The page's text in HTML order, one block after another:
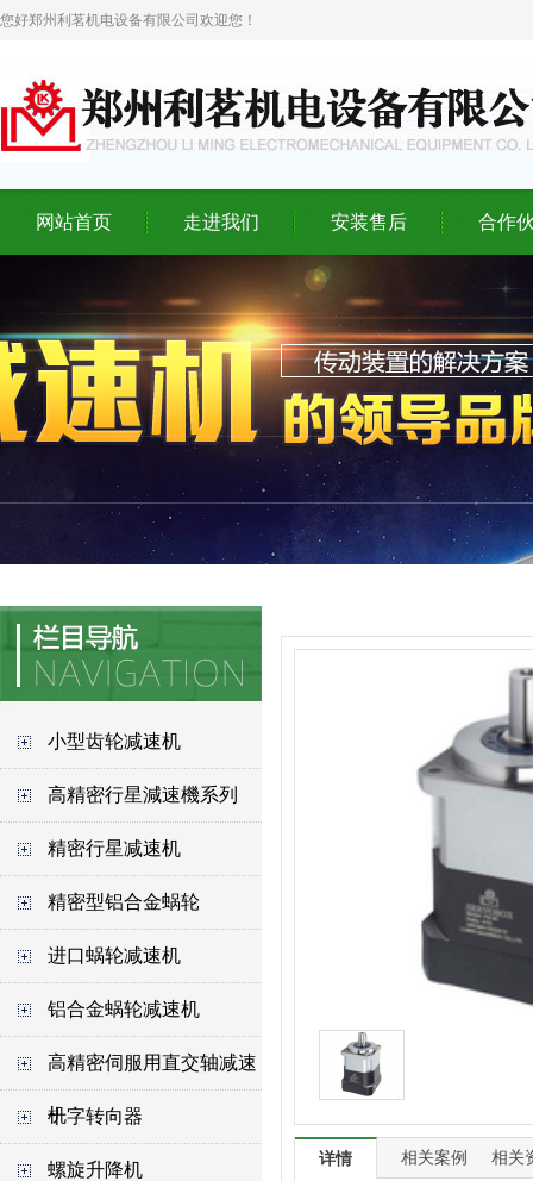
您好郑州利茗机电设备有限公司欢迎您！
网站首页 走进我们 安装售后 合作
小型齿轮减速机
高精密行星減速機系列
精密行星减速机
精密型铝合金蜗轮
进口蜗轮减速机
铝合金蜗轮减速机
高精密伺服用直交轴减速
机
十字转向器
螺旋升降机
详情 相关案例 相关